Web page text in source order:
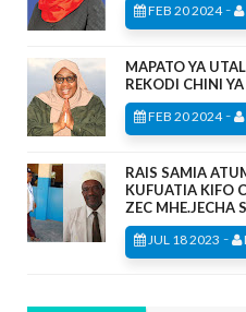
FEB 20 2024-
MAPATO YA
REKODI CHINI
FEB 20 2024-
RAIS SAMIA
KUFUATIA KIFO
ZEC MHE.JECHA
JUL 18 2023 -